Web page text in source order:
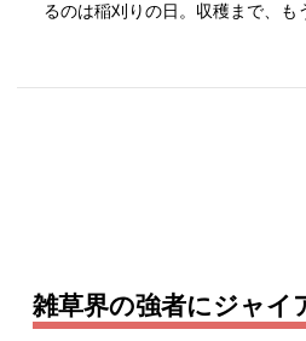
るのは稲刈りの日。収穫まで、も
雑草界の強者にジャイ